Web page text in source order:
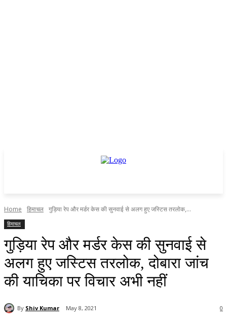
Home हिमाचल गुड़िया रेप और मर्डर केस की सुनवाई से अलग हुए जस्टिस तरलोक,...
हिमाचल
गुड़िया रेप और मर्डर केस की सुनवाई से
अलग हुए जस्टिस तरलोक, दोबारा जांच
की याचिका पर विचार अभी नहीं
By Shiv Kumar May 8, 2021 0